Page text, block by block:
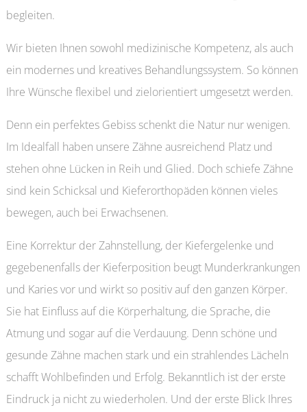
begleiten.
Wir bieten Ihnen sowohl medizinische Kompetenz, als auch
ein modernes und kreatives Behandlungssystem. So können
Ihre Wünsche flexibel und zielorientiert umgesetzt werden.
Denn ein perfektes Gebiss schenkt die Natur nur wenigen.
Im Idealfall haben unsere Zähne ausreichend Platz und
stehen ohne Lücken in Reih und Glied. Doch schiefe Zähne
sind kein Schicksal und Kieferorthopäden können vieles
bewegen, auch bei Erwachsenen.
Eine Korrektur der Zahnstellung, der Kiefergelenke und
gegebenenfalls der Kieferposition beugt Munderkrankungen
und Karies vor und wirkt so positiv auf den ganzen Körper.
Sie hat Einfluss auf die Körperhaltung, die Sprache, die
Atmung und sogar auf die Verdauung. Denn schöne und
gesunde Zähne machen stark und ein strahlendes Lächeln
schafft Wohlbefinden und Erfolg. Bekanntlich ist der erste
Eindruck ja nicht zu wiederholen. Und der erste Blick Ihres